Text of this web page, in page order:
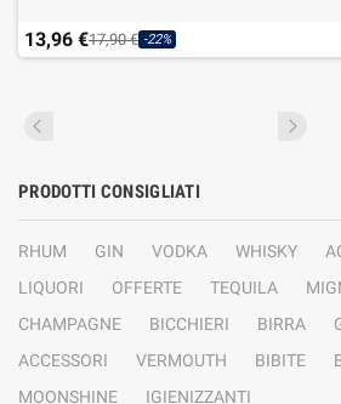
13,96 €17,90 € -22%
PRODOTTI CONSIGLIATI
RHUM GIN VODKA WHISKY
LIQUORI
OFFERTE TEQUILA
CHAMPAGNE
BICCHIERI BIRRA
ACCESSORI
VERMOUTH BIBITE
MOONSHINE
IGIENIZZANTI